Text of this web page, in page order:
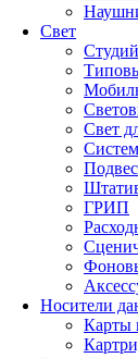
Свет
Свет
ГРИП
Носители
Карты